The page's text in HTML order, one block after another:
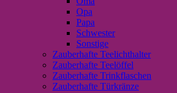
Opa
Papa
Schwester
Sonstige
Zauberhafte Teelichthalter
Zauberhafte Teelöffel
Zauberhafte Trinkflaschen
Zauberhafte Türkränze